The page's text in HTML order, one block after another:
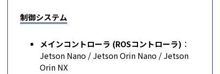
制御システム
メインコントローラ (ROSコントローラ) ：
Jetson Nano / Jetson Orin Nano / Jetson
Orin NX